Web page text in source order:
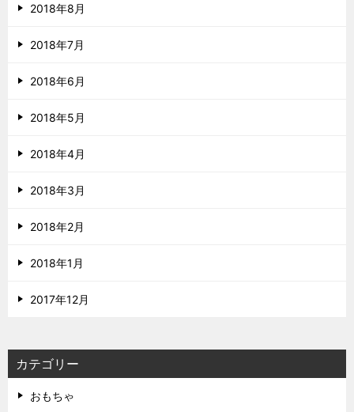
2018年8月
2018年7月
2018年6月
2018年5月
2018年4月
2018年3月
2018年2月
2018年1月
2017年12月
カテゴリー
おもちゃ